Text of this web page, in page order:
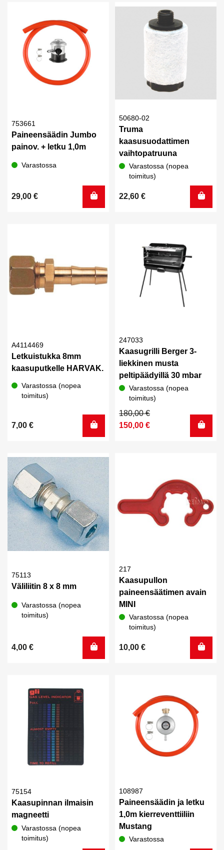
753661
Paineensäädin Jumbo
painov. + letku 1,0m
Varastossa
29,00 €
50680-02
Truma
kaasusuodattimen
vaihtopatruuna
Varastossa (nopea
toimitus)
22,60 €
A4114469
Letkuistukka 8mm
kaasuputkelle HARVAK.
Varastossa (nopea
toimitus)
7,00 €
247033
Kaasugrilli Berger 3-
liekkinen musta
peltipäädyillä 30 mbar
Varastossa (nopea
toimitus)
180,00€
Alkuperäinen
hinta
150,00 €
Nykyinen
hinta
75113
Väliliitin 8 x 8 mm
Varastossa (nopea
toimitus)
4,00 €
217
Kaasupullon
paineensäätimen avain
MINI
Varastossa (nopea
toimitus)
10,00 €
75154
Kaasupinnan ilmaisin
magneetti
Varastossa (nopea
toimitus)
108987
Paineensäädin ja letku
1,0m kierreventtiiliin
Mustang
Varastossa